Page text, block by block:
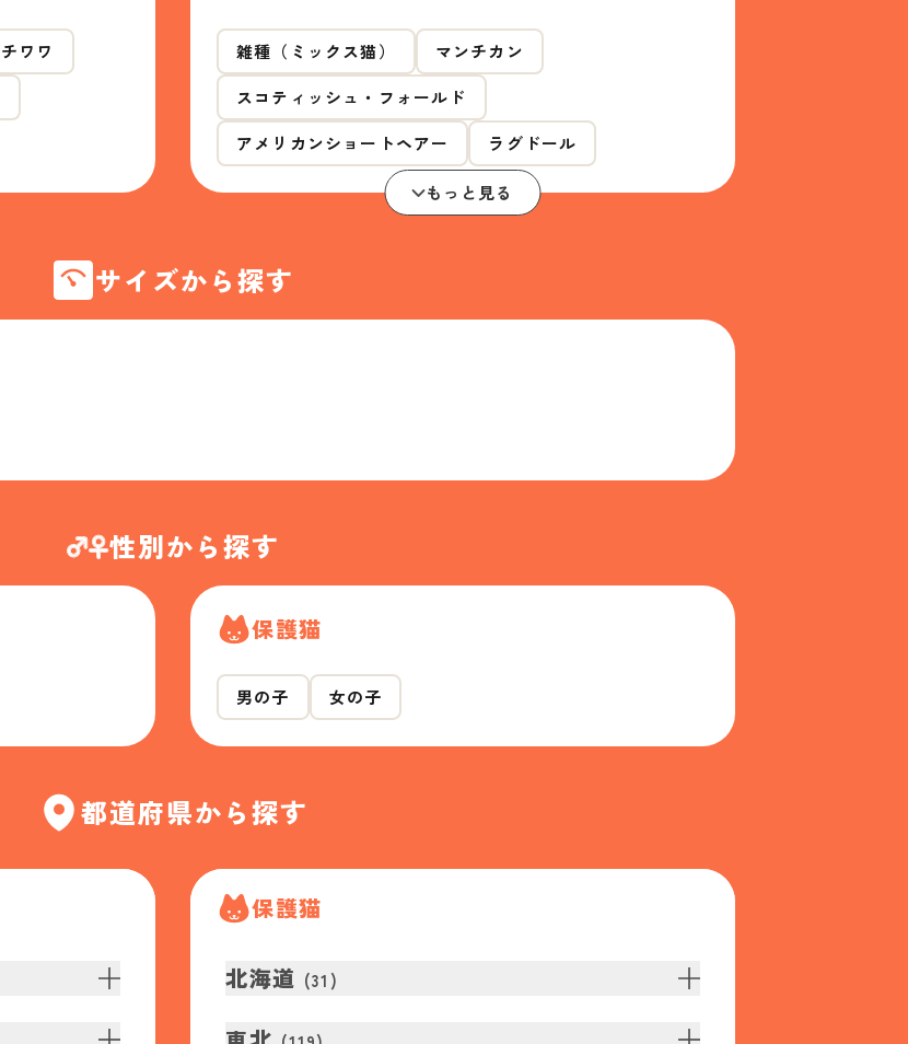
チワワ
雑種（ミックス猫）
マンチカン
スコティッシュ・フォールド
アメリカンショートヘアー
ラグドール
もっと見る
サイズから探す
性別から探す
保護猫
男の子 女の子
都道府県から探す
保護猫
北海道 (31 )